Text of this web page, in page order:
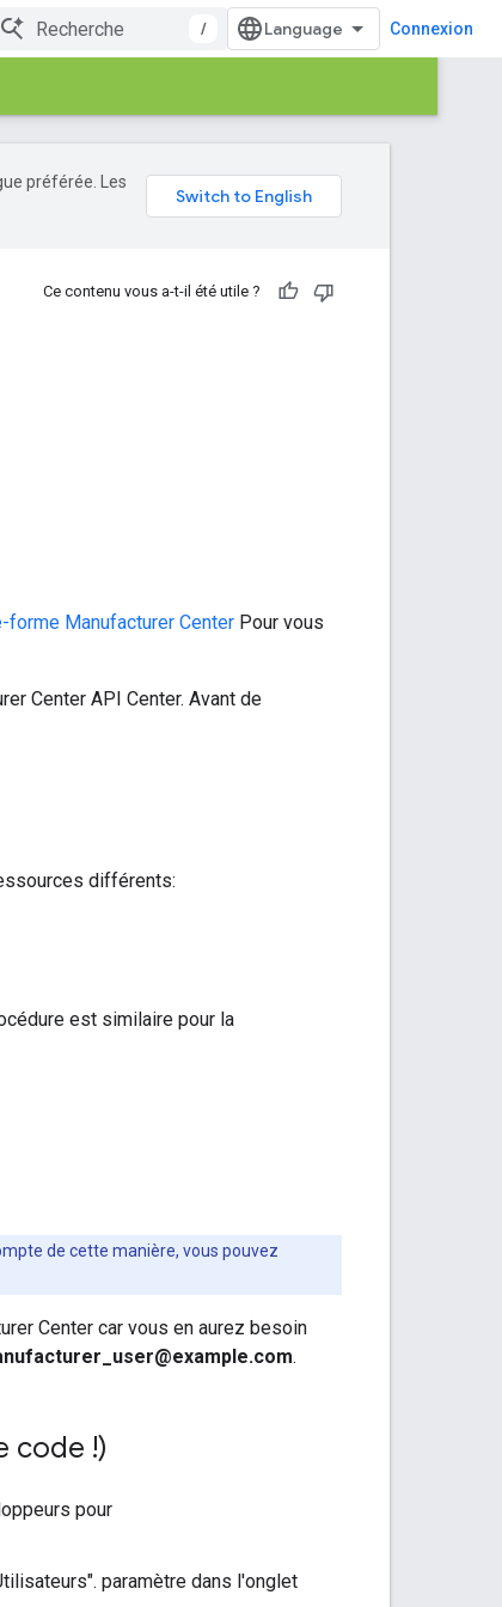
/ Connexion
préférée. Les
Ce contenu vous a-t-il été utile ?
forme Manufacturer Center Pour vous
Center API Center. Avant de
différents:
est similaire pour la
de cette manière, vous pouvez
Center car vous en aurez besoin
.
code !)
pour
paramètre dans l'onglet